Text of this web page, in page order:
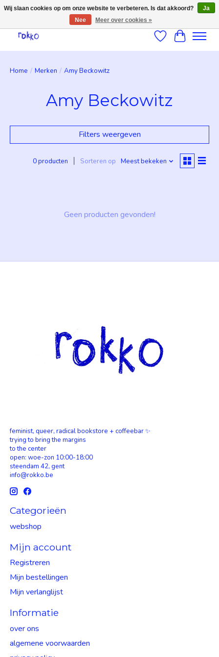
Verlanglijst
Home / Merken / Amy Beckowitz
Amy Beckowitz
Filters weergeven
0 producten Sorteren op Meest bekeken
Geen producten gevonden!
feminist, queer, radical bookstore + coffeebar ✨
trying to bring the margins
to the center
open: woe-zon 10:00-18:00
steendam 42, gent
info@rokko.be
Categorieën
webshop
Mijn account
Registreren
Mijn bestellingen
Mijn verlanglijst
Informatie
over ons
algemene voorwaarden
Wij slaan cookies op om onze website te verbeteren. Is dat akkoord?
Ja
Nee
Meer over cookies »